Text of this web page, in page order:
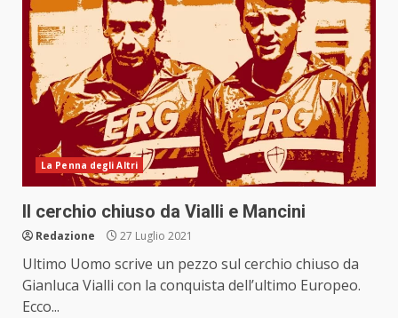
La Penna degli Altri
Il cerchio chiuso da Vialli e Mancini
Redazione 27 Luglio 2021
Ultimo Uomo scrive un pezzo sul cerchio chiuso da
Gianluca Vialli con la conquista dell’ultimo Europeo.
Ecco...